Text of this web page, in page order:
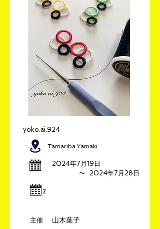
yoko.ai.924
Tamariba Yamaki
2024年7月19日
​〜 2024年7月28日
​2
​主催 山木葉子